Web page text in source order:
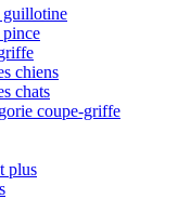
chiens
chats
coupe-griffe
plus